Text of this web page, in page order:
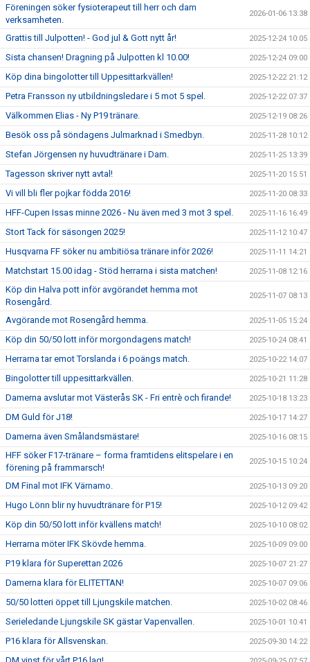
Föreningen söker fysioterapeut till herr och dam
verksamheten.
2026-01-06 13:38
Grattis till Julpotten! - God jul & Gott nytt år! 2025-12-24 10:05
Sista chansen! Dragning på Julpotten kl 10.00! 2025-12-24 09:00
Köp dina bingolotter till Uppesittarkvällen! 2025-12-22 21:12
Petra Fransson ny utbildningsledare i 5 mot 5 spel. 2025-12-22 07:37
Välkommen Elias - Ny P19 tränare. 2025-12-19 08:26
Besök oss på söndagens Julmarknad i Smedbyn. 2025-11-28 10:12
Stefan Jörgensen ny huvudtränare i Dam. 2025-11-25 13:39
Tagesson skriver nytt avtal! 2025-11-20 15:51
Vi vill bli fler pojkar födda 2016! 2025-11-20 08:33
HFF-Cupen Issas minne 2026 - Nu även med 3 mot 3 spel. 2025-11-16 16:49
Stort Tack för säsongen 2025! 2025-11-12 10:47
Husqvarna FF söker nu ambitiösa tränare inför 2026! 2025-11-11 14:21
Matchstart 15.00 idag - Stöd herrarna i sista matchen! 2025-11-08 12:16
Köp din Halva pott inför avgörandet hemma mot
Rosengård.
2025-11-07 08:13
Avgörande mot Rosengård hemma. 2025-11-05 15:24
Köp din 50/50 lott inför morgondagens match! 2025-10-24 08:41
Herrarna tar emot Torslanda i 6 poängs match. 2025-10-22 14:07
Bingolotter till uppesittarkvällen. 2025-10-21 11:28
Damerna avslutar mot Västerås SK - Fri entrè och firande! 2025-10-18 13:23
DM Guld för J18! 2025-10-17 14:27
Damerna även Smålandsmästare! 2025-10-16 08:15
HFF söker F17-tränare – forma framtidens elitspelare i en
förening på frammarsch!
2025-10-15 10:24
DM Final mot IFK Värnamo. 2025-10-13 09:20
Hugo Lönn blir ny huvudtränare för P15! 2025-10-12 09:42
Köp din 50/50 lott inför kvällens match! 2025-10-10 08:02
Herrarna möter IFK Skövde hemma. 2025-10-09 09:00
P19 klara för Superettan 2026 2025-10-07 21:27
Damerna klara för ELITETTAN! 2025-10-07 09:06
50/50 lotteri öppet till Ljungskile matchen. 2025-10-02 08:46
Serieledande Ljungskile SK gästar Vapenvallen. 2025-10-01 10:41
P16 klara för Allsvenskan. 2025-09-30 14:22